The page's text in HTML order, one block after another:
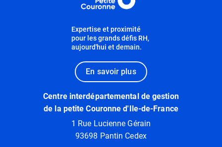
Expertise et proximité
pour les grands défis RH,
aujourd'hui et demain.
En savoir plus
Centre interdépartemental de gestion
de la petite Couronne d'Ile-de-France
1 Rue Lucienne Gérain
93698 Pantin Cedex